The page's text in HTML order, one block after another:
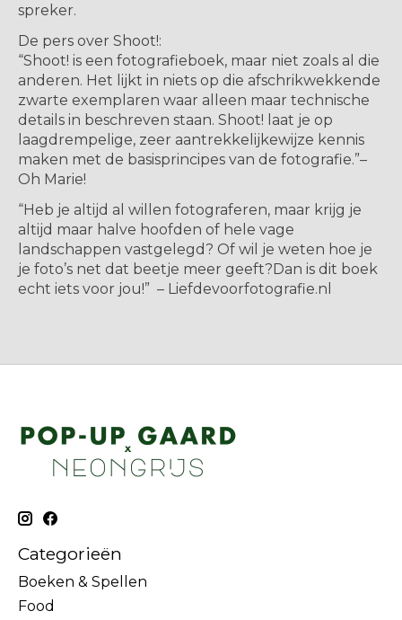
spreker.
De pers over Shoot!:
“Shoot! is een fotografieboek, maar niet zoals al die
anderen. Het lijkt in niets op die afschrikwekkende
zwarte exemplaren waar alleen maar technische
details in beschreven staan. Shoot! laat je op
laagdrempelige, zeer aantrekkelijkewijze kennis
maken met de basisprincipes van de fotografie.”–
Oh Marie!
“Heb je altijd al willen fotograferen, maar krijg je
altijd maar halve hoofden of hele vage
landschappen vastgelegd? Of wil je weten hoe je
je foto’s net dat beetje meer geeft?Dan is dit boek
echt iets voor jou!” – Liefdevoorfotografie.nl
Categorieën
Boeken & Spellen
Food